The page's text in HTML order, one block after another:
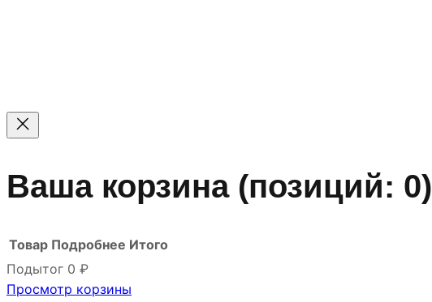
Ваша корзина (позиций: 0)
Товар Подробнее Итого
Подытог 0 ₽
Просмотр корзины